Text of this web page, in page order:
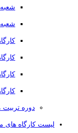
دوره
لیست کارگاه های